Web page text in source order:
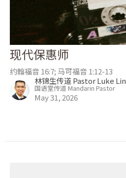
现代保惠师
约翰福音 16:7; 马可福音 1:12-13
林锦生传道 Pastor Luke Lin
国语堂传道 Mandarin Pastor
May 31, 2026